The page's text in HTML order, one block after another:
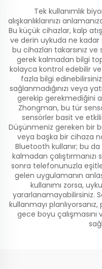
Tek kullanımlık
alışkanlıklarınızı
Bu küçük cihazlar, kalp atış
ve derin uykuda ne kadar
bu cihazları takarsınız
gerek kalmadan bilgi
kolayca kontrol edebilir
fazla bilgi
sağlanmadığınızı veya
gerekip gerekmediğini
Zhongman, bu tür
sensörler basit ve
Düşünmeniz gereken bir
veya başka bir cihaza
Bluetooth kullanır; bu
kalmadan
sonra telefonunuzla
gelen uygulamanın
kullanımı zorsa,
yararlanamayabilirsiniz.
kullanmayı
gece boyu çalışmasını